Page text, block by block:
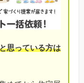
思っている方は